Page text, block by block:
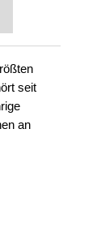
seit
an